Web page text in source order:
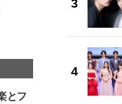
とフ
！ 予選ブロッ
ュー②／金子玄
ッと言葉にでき